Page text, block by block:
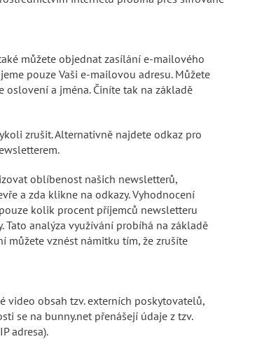
můžete objednat zasílání e-mailového
pouze Vaši e-mailovou adresu. Můžete
a jména. Činíte tak na základě
zrušit. Alternativně najdete odkaz pro
oblíbenost našich newsletterů,
a zda klikne na odkazy. Vyhodnocení
kolik procent příjemců newsletteru
analýza využívání probíhá na základě
můžete vznést námitku tím, že zrušíte
video obsah tzv. externích poskytovatelů,
se na bunny.net přenášejí údaje z tzv.
adresa).